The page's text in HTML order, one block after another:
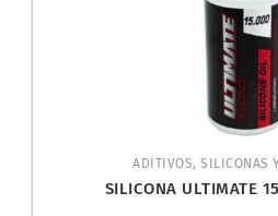
ADITIVOS, SILICONAS
SILICONA ULTIMATE